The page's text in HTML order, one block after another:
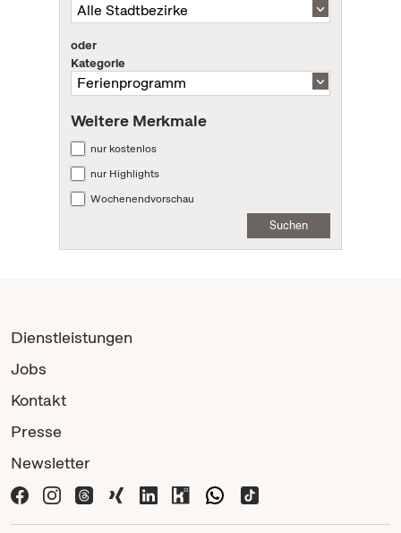
oder
Kategorie
Weitere Merkmale
nur kostenlos
nur Highlights
Wochenendvorschau
Suchen
Dienstleistungen
Jobs
Kontakt
Presse
Newsletter